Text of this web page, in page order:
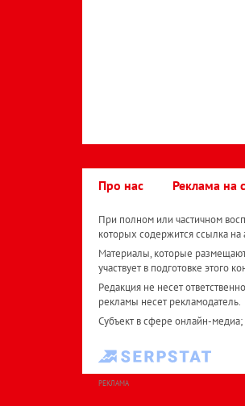
Про нас Реклама на
При полном или частичном
которых содержится ссылка на
Материалы, которые
участвует в подготовке этого
Редакция не несет
рекламы несет рекламодатель.
Субъект в сфере онлайн-
РЕКЛАМА